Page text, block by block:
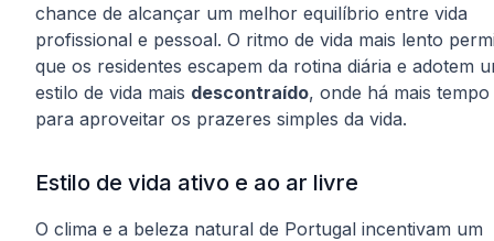
chance de alcançar um melhor equilíbrio entre vida
profissional e pessoal. O ritmo de vida mais lento
que os residentes escapem da rotina diária e adotem
estilo de vida mais descontraído, onde há mais tempo
para aproveitar os prazeres simples da vida.
Estilo de vida ativo e ao ar livre
O clima e a beleza natural de Portugal incentivam um